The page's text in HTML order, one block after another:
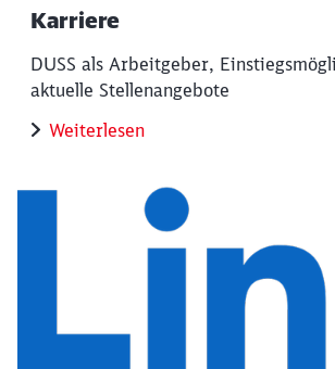
Karriere
DUSS als Arbeitgeber,
aktuelle Stellenangebote
Weiterlesen